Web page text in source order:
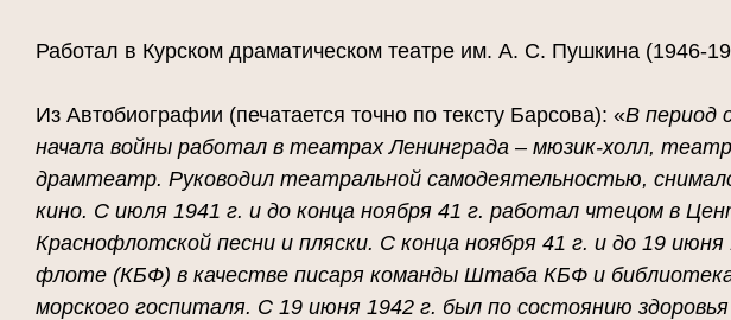
Работал в Курском драматическом театре им. А. С. Пушкина (1946-
Из Автобиографии (печатается точно по тексту Барсова): «В период
начала войны работал в театрах Ленинграда – мюзик-холл,
драмтеатр. Руководил театральной самодеятельностью,
кино. С июля 1941 г. и до конца ноября 41 г. работал чтецом в
Краснофлотской песни и пляски. С конца ноября 41 г. и до 19 июня
флоте (КБФ) в качестве писаря команды Штаба КБФ и
морского госпиталя. С 19 июня 1942 г. был по состоянию здоровья